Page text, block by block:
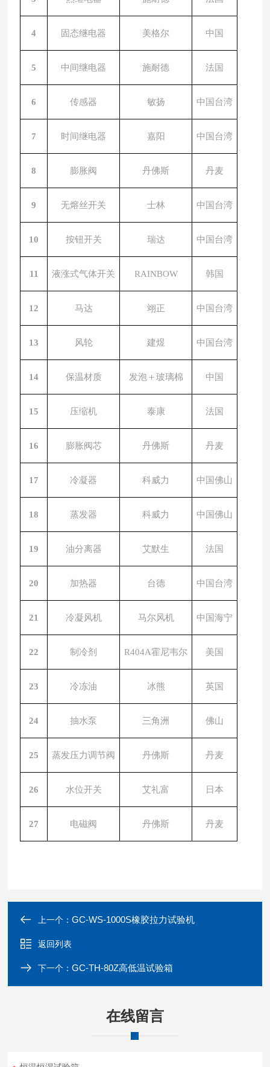
4 固态继电器 美格尔 中国
5 中间继电器 施耐德 法国
6 传感器 敏扬 中国台湾
7 时间继电器 嘉阳 中国台湾
8 膨胀阀 丹佛斯 丹麦
9 无熔丝开关 士林 中国台湾
10 按钮开关 瑞达 中国台湾
11 液涨式气体开关 RAINBOW 韩国
12 马达 翊正 中国台湾
13 风轮 建煜 中国台湾
14 保温材质 发泡＋玻璃棉 中国
15 压缩机 泰康 法国
16 膨胀阀芯 丹佛斯 丹麦
17 冷凝器 科威力 中国佛山
18 蒸发器 科威力 中国佛山
19 油分离器 艾默生 法国
20 加热器 台德 中国台湾
21 冷凝 风机 马尔风机 中国海宁
22 制冷剂 R404A霍尼韦尔 美国
23 冷冻油 冰熊 英国
24 抽水泵 三角洲 佛山
25 蒸发压力调节阀 丹佛斯 丹麦
26 水位开关 艾礼富 日本
27 电磁阀 丹佛斯 丹麦
上一个：GC-WS-1000S橡胶拉力试验机
返回列表
下一个：GC-TH-80Z高低温试验箱
在线留言